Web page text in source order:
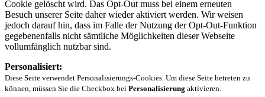
Cookie gelöscht wird. Das Opt-Out muss bei einem erneuten
Besuch unserer Seite daher wieder aktiviert werden. Wir weisen
jedoch darauf hin, dass im Falle der Nutzung der Opt-Out-Funktion
gegebenenfalls nicht sämtliche Möglichkeiten dieser Webseite
vollumfänglich nutzbar sind.
Personalisiert:
Diese Seite verwendet Personalisierungs-Cookies. Um diese Seite betreten zu
können, müssen Sie die Checkbox bei Personalisierung aktivieren.